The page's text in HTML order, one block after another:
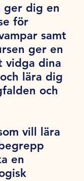
ger dig en
för
samt
ger en
vidga dina
lära dig
och
vill lära
en